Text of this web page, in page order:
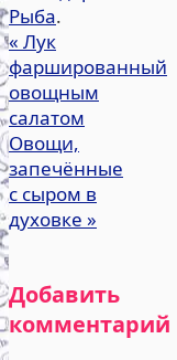
Рыба.
« Лук
фаршированный
овощным
салатом
Овощи,
запечённые
с сыром в
духовке »
Добавить
комментарий